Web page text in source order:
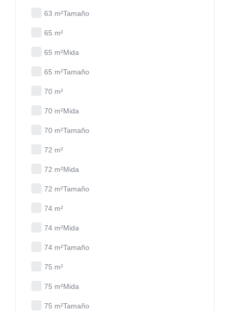
63 m²Tamaño
65 m²
65 m²Mida
65 m²Tamaño
70 m²
70 m²Mida
70 m²Tamaño
72 m²
72 m²Mida
72 m²Tamaño
74 m²
74 m²Mida
74 m²Tamaño
75 m²
75 m²Mida
75 m²Tamaño